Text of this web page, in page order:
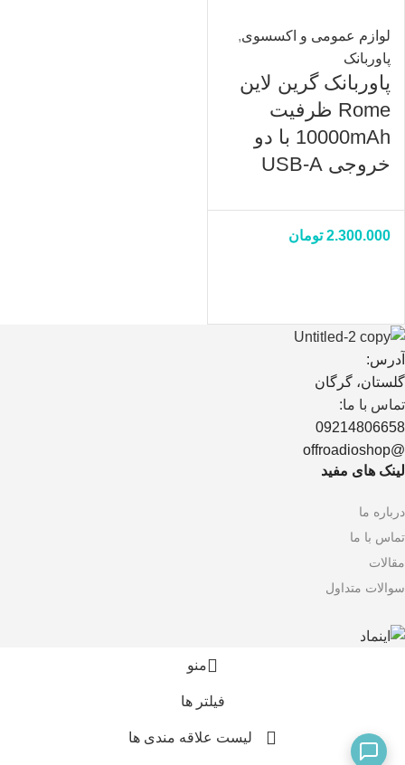
لوازم عمومی و اکسسوی,
پاوربانک
پاوربانک گرین لاین
Rome ظرفیت
10000mAh با دو
خروجی USB-A
2.300.000 تومان
آدرس:
گلستان، گرگان
تماس با ما:
09214806658
@offroadioshop
لینک های مفید
درباره ما
تماس با ما
مقالات
سوالات متداول
منو
فیلتر ها
لیست علاقه مندی ها